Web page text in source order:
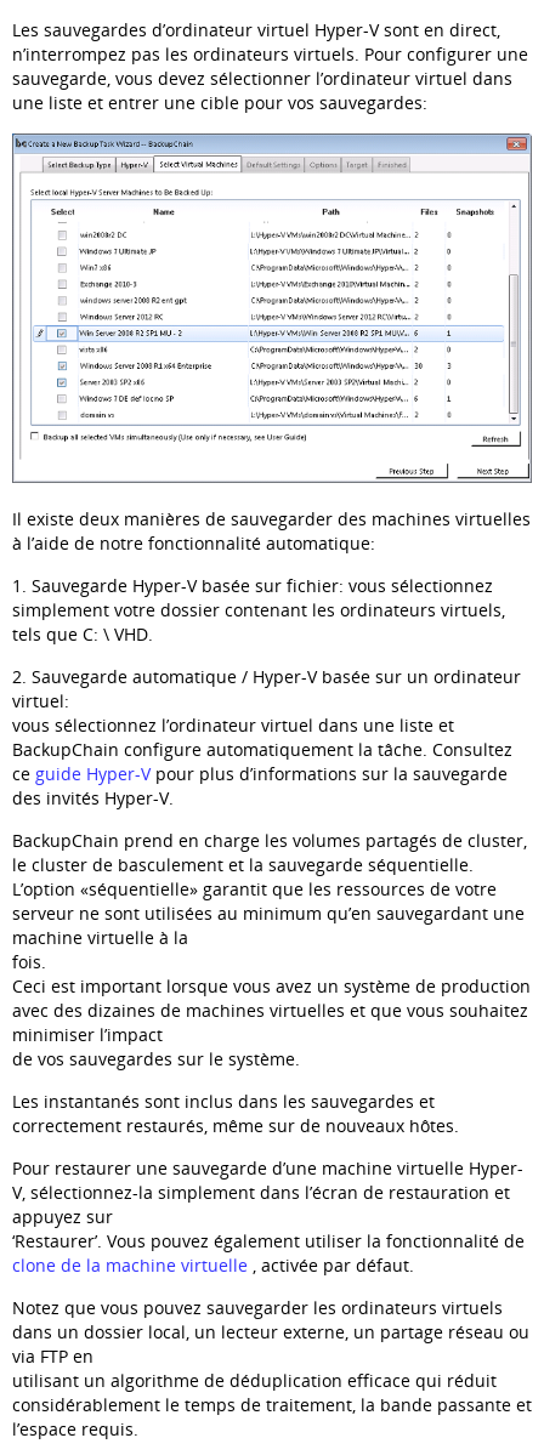
Les sauvegardes d’ordinateur virtuel Hyper-V sont en direct,
n’interrompez pas les ordinateurs virtuels. Pour configurer une
sauvegarde, vous devez sélectionner l’ordinateur virtuel dans
une liste et entrer une cible pour vos sauvegardes:
Il existe deux manières de sauvegarder des machines virtuelles
à l’aide de notre fonctionnalité automatique:
1. Sauvegarde Hyper-V basée sur fichier: vous sélectionnez
simplement votre dossier contenant les ordinateurs virtuels,
tels que C: \ VHD.
2. Sauvegarde automatique / Hyper-V basée sur un ordinateur
virtuel:
vous sélectionnez l’ordinateur virtuel dans une liste et
BackupChain configure automatiquement la tâche. Consultez
ce guide Hyper-Vpour plus d’informations sur la sauvegarde
des invités Hyper-V.
BackupChain prend en charge les volumes partagés de cluster,
le cluster de basculement et la sauvegarde séquentielle.
L’option «séquentielle» garantit que les ressources de votre
serveur ne sont utilisées au minimum qu’en sauvegardant une
machine virtuelle à la
fois.
Ceci est important lorsque vous avez un système de production
avec des dizaines de machines virtuelles et que vous souhaitez
minimiser l’impact
de vos sauvegardes sur le système.
Les instantanés sont inclus dans les sauvegardes et
correctement restaurés, même sur de nouveaux hôtes.
Pour restaurer une sauvegarde d’une machine virtuelle Hyper-
V, sélectionnez-la simplement dans l’écran de restauration et
appuyez sur
‘Restaurer’. Vous pouvez également utiliser la fonctionnalité de
clone de la machine virtuelle , activée par défaut.
Notez que vous pouvez sauvegarder les ordinateurs virtuels
dans un dossier local, un lecteur externe, un partage réseau ou
via FTP en
utilisant un algorithme de déduplication efficace qui réduit
considérablement le temps de traitement, la bande passante et
l’espace requis.